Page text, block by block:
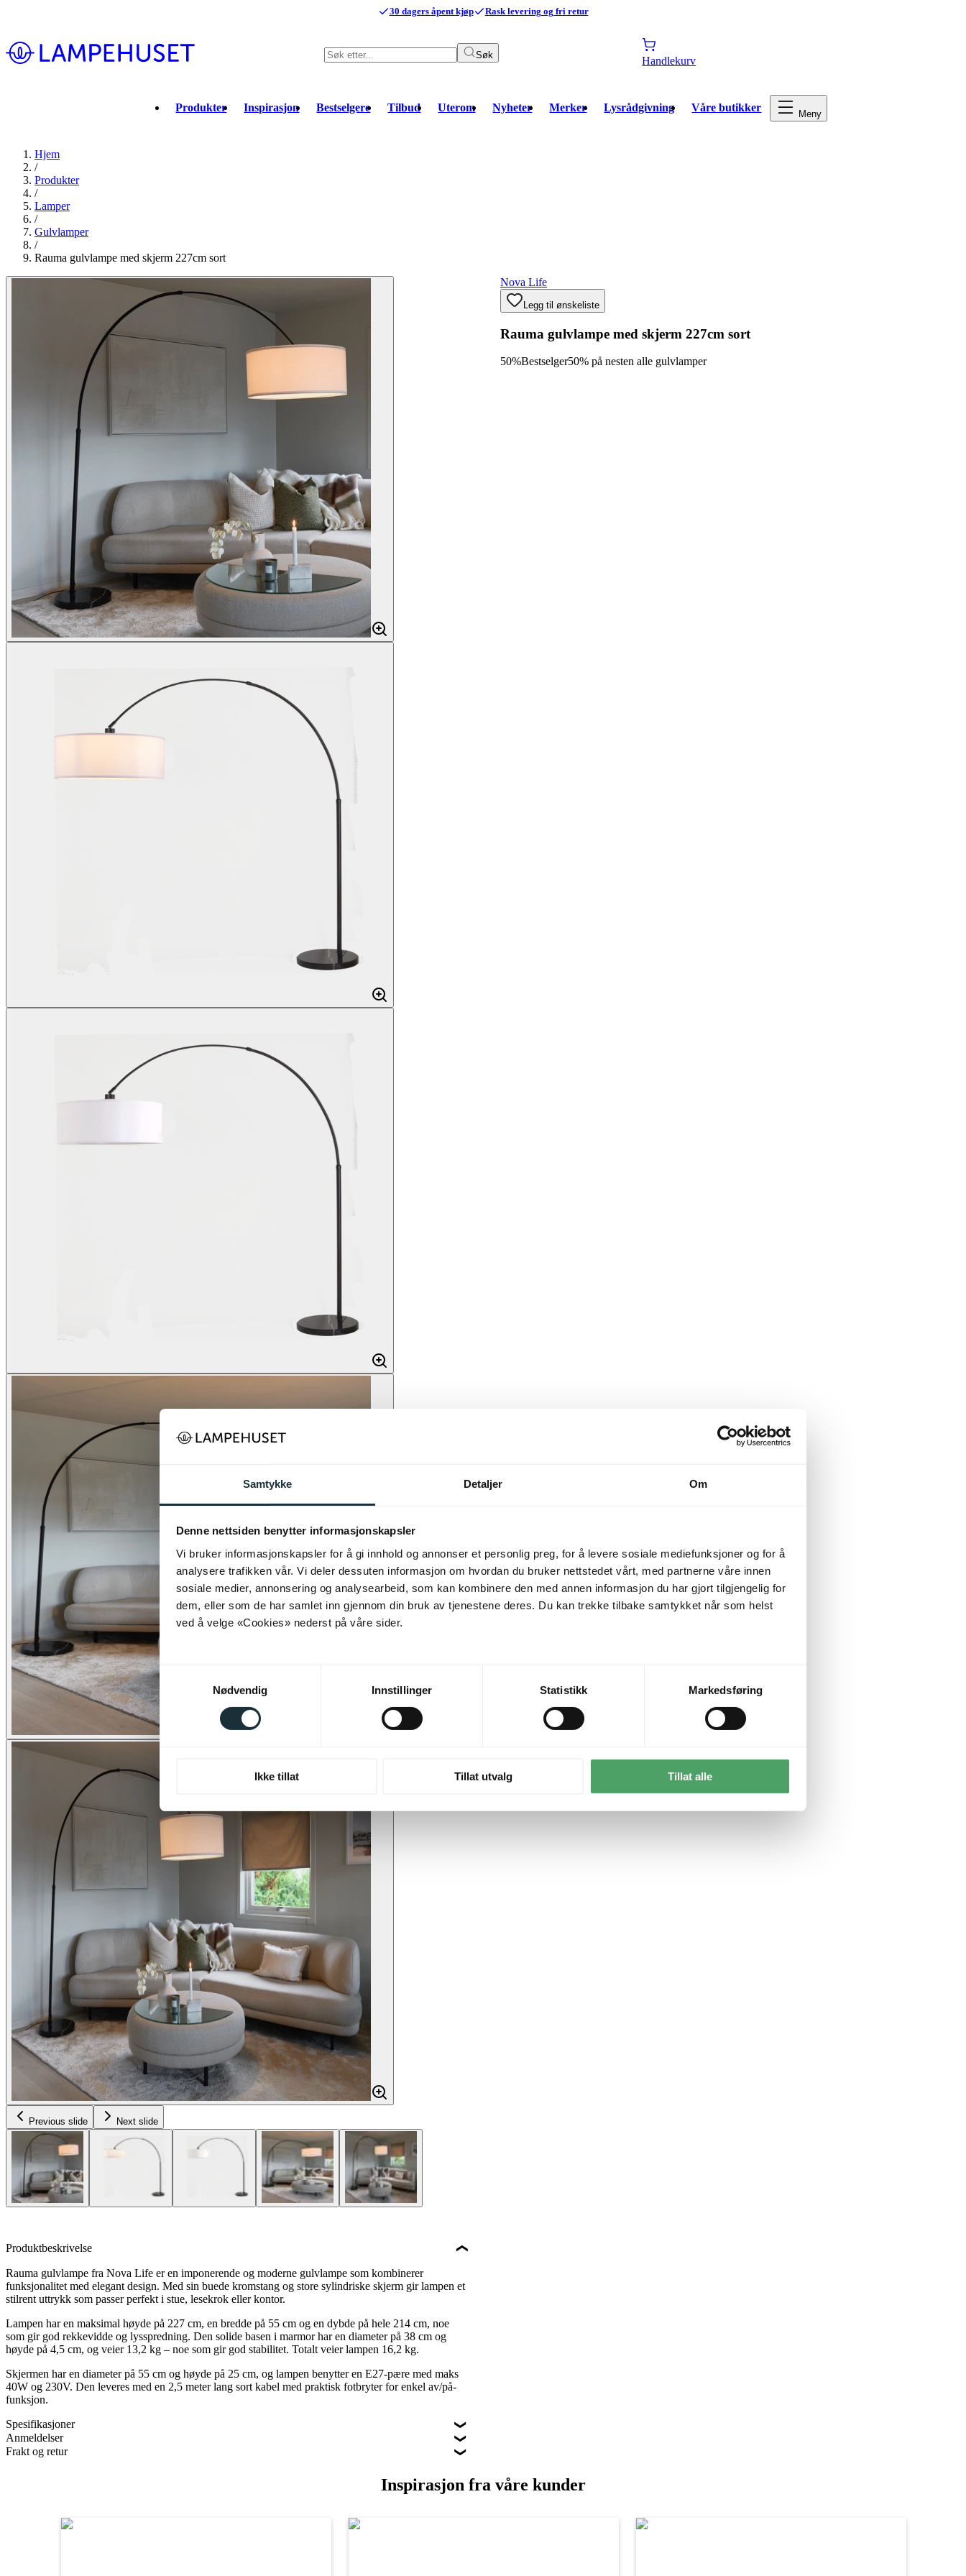
Samtykke Detaljer Om
Denne nettsiden benytter informasjonskapsler
Vi bruker informasjonskapsler for å gi innhold og annonser et personlig preg, for å levere sosiale mediefunksjoner og for å
analysere trafikken vår. Vi deler dessuten informasjon om hvordan du bruker nettstedet vårt, med partnerne våre innen
sosiale medier, annonsering og analysearbeid, som kan kombinere den med annen informasjon du har gjort tilgjengelig for
dem, eller som de har samlet inn gjennom din bruk av tjenestene deres. Du kan trekke tilbake samtykket når som helst
ved å velge «Cookies» nederst på våre sider.
Samtykkevalg
Nødvendig
Innstillinger Statistikk Markedsføring
Ikke tillat Tillat utvalg Tillat alle
30 dagers åpent kjøp Rask levering og fri retur
Søk Handlekurv
Produkter Inspirasjon Bestselgere Tilbud Uterom Nyheter Merker Lysrådgivning Våre butikker Meny
Hjem
/
Produkter
/
Lamper
/
Gulvlamper
/
Rauma gulvlampe med skjerm 227cm sort
Previous slide Next slide
Nova Life
Legg til ønskeliste
Rauma gulvlampe med skjerm 227cm sort
50%Bestselger50% på nesten alle gulvlamper
Produktbeskrivelse
Rauma gulvlampe fra Nova Life er en imponerende og moderne gulvlampe som kombinerer
funksjonalitet med elegant design. Med sin buede kromstang og store sylindriske skjerm gir lampen et
stilrent uttrykk som passer perfekt i stue, lesekrok eller kontor.
Lampen har en maksimal høyde på 227 cm, en bredde på 55 cm og en dybde på hele 214 cm, noe
som gir god rekkevidde og lysspredning. Den solide basen i marmor har en diameter på 38 cm og
høyde på 4,5 cm, og veier 13,2 kg – noe som gir god stabilitet. Totalt veier lampen 16,2 kg.
Skjermen har en diameter på 55 cm og høyde på 25 cm, og lampen benytter en E27-pære med maks
40W og 230V. Den leveres med en 2,5 meter lang sort kabel med praktisk fotbryter for enkel av/på-
funksjon.
Spesifikasjoner
Anmeldelser
Frakt og retur
Inspirasjon fra våre kunder